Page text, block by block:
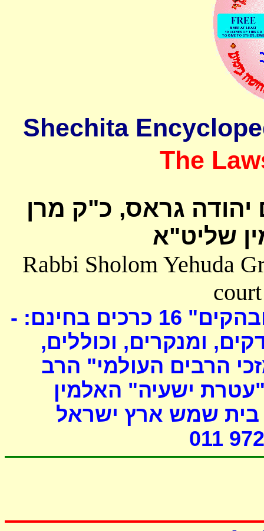
The
גראס, כ"ק מרן
שליט"א
Rabbi Sholom Yehuda
כרכים בחינם: -
ומנקרים, וכוללים,
הרבים העולמי" הרב
ישעיה" האלמין
שמש ארץ ישראל
011